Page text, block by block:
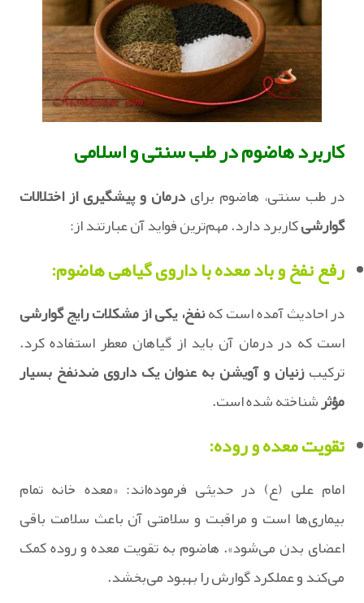
کاربرد هاضوم در طب سنتی و اسلامی
در طب سنتی، هاضوم برایدرمان و پیشگیری از اختلالات
گوارشیکاربرد دارد. مهم‌ترین فواید آن عبارتند از:
رفع نفخ و باد معده با داروی گیاهی هاضوم:
در احادیث آمده است کهنفخ، یکی از مشکلات رایج گوارشی
است که در درمان آن باید از گیاهان معطر استفاده کرد.
ترکیبزنیان و آویشن به عنوان یک داروی ضدنفخ بسیار
مؤثرشناخته شده است.
تقویت معده و روده:
امام علی (ع) در حدیثی فرموده‌اند: «معده خانه تمام
بیماری‌ها است و مراقبت و سلامتی آن باعث سلامت باقی
اعضای بدن می‌شود». هاضوم به تقویت معده و روده کمک
می‌کند و عملکرد گوارش را بهبود می‌بخشد.